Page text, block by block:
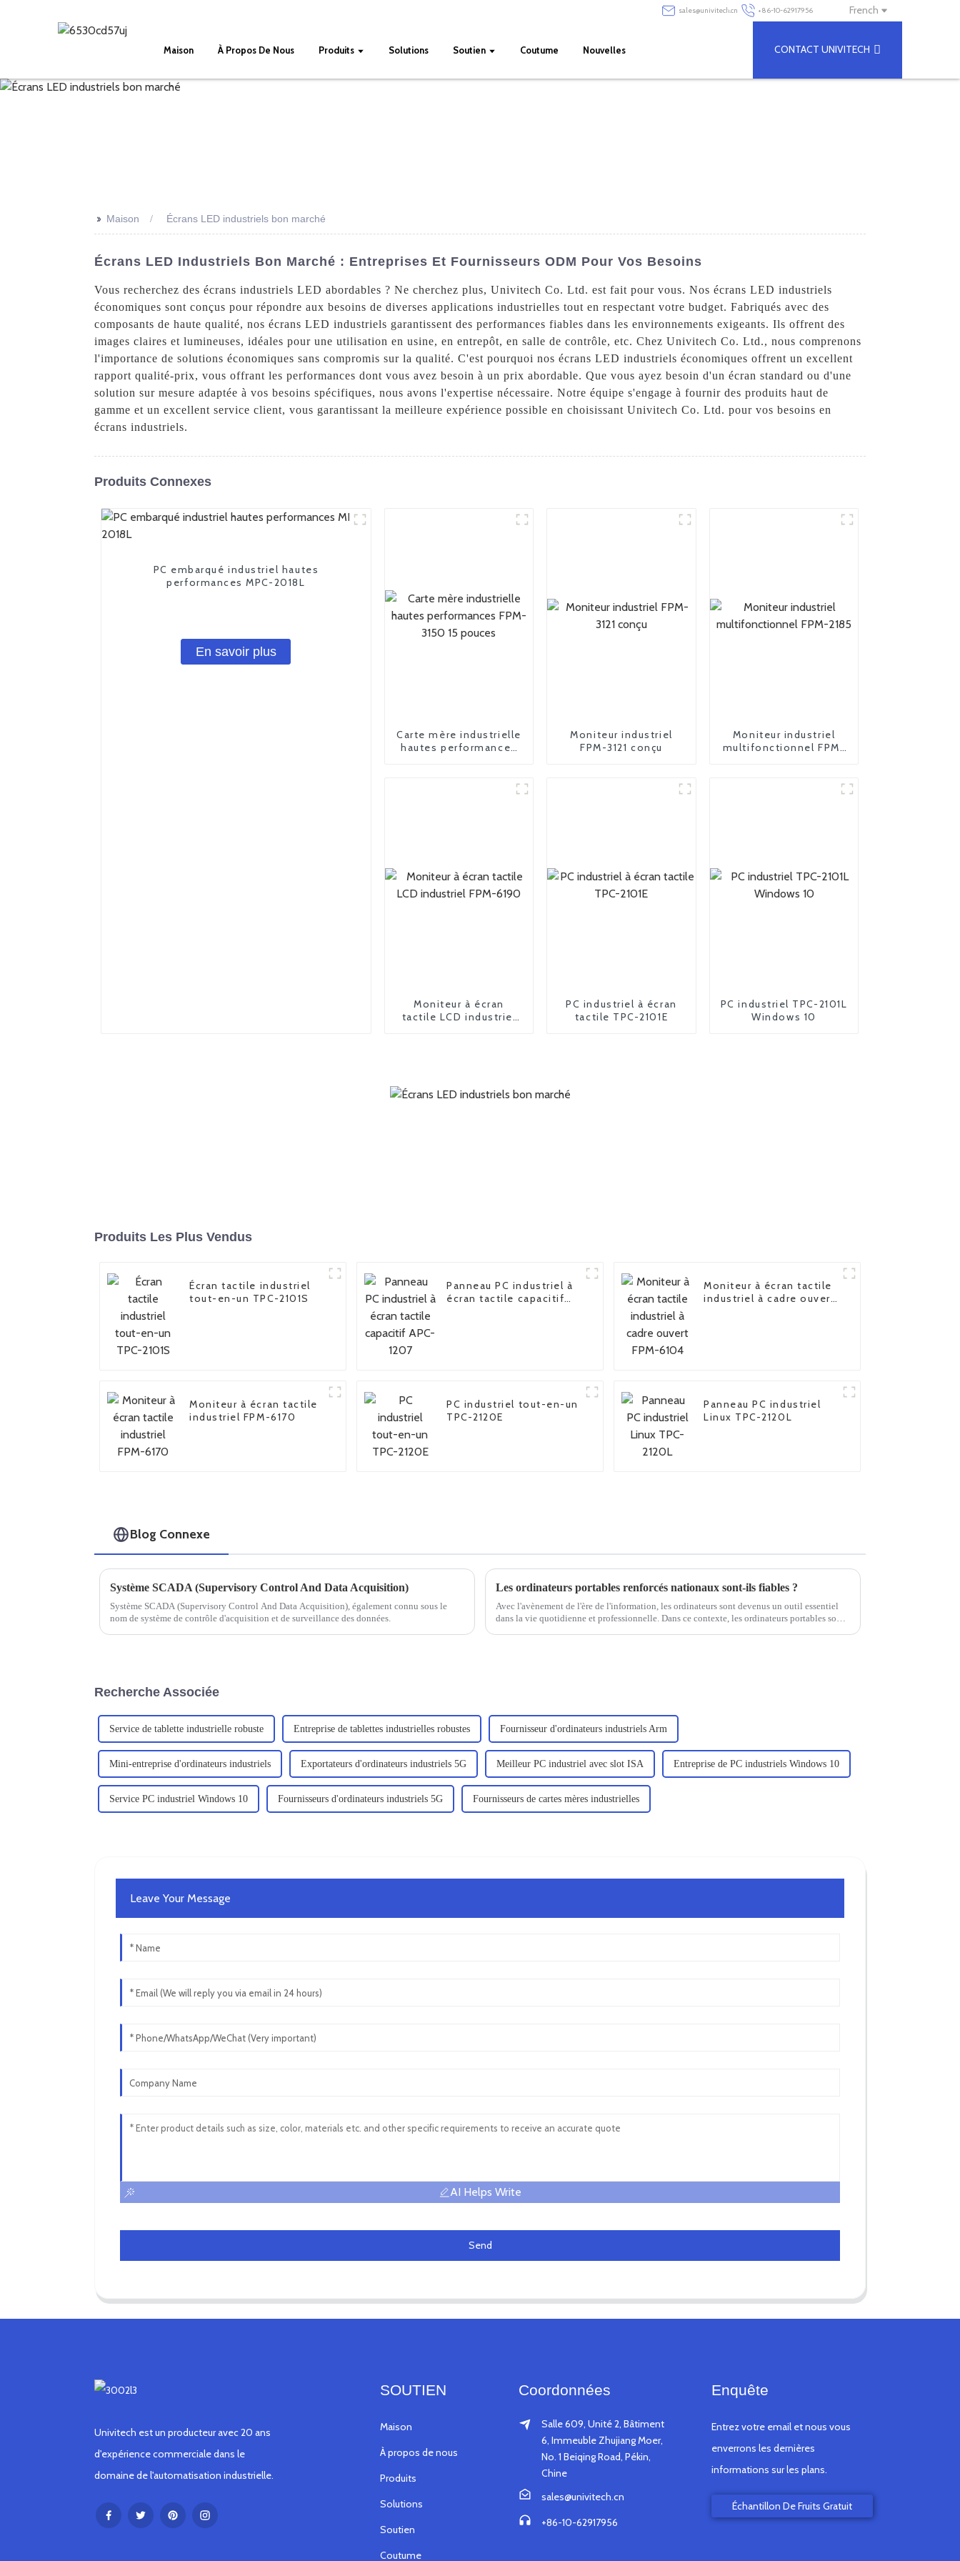
sales@univitech.cn +86-10-62917956 French
Maison À Propos De Nous Produits Solutions Soutien Coutume Nouvelles CONTACT UNIVITECH
>> Maison Écrans LED industriels bon marché
Écrans LED Industriels Bon Marché : Entreprises Et Fournisseurs ODM Pour Vos Besoins
Vous recherchez des écrans industriels LED abordables ? Ne cherchez plus, Univitech Co. Ltd. est fait pour vous. Nos écrans LED industriels
économiques sont conçus pour répondre aux besoins de diverses applications industrielles tout en respectant votre budget. Fabriqués avec des
composants de haute qualité, nos écrans LED industriels garantissent des performances fiables dans les environnements exigeants. Ils offrent des
images claires et lumineuses, idéales pour une utilisation en usine, en entrepôt, en salle de contrôle, etc. Chez Univitech Co. Ltd., nous comprenons
l'importance de solutions économiques sans compromis sur la qualité. C'est pourquoi nos écrans LED industriels économiques offrent un excellent
rapport qualité-prix, vous offrant les performances dont vous avez besoin à un prix abordable. Que vous ayez besoin d'un écran standard ou d'une
solution sur mesure adaptée à vos besoins spécifiques, nous avons l'expertise nécessaire. Notre équipe s'engage à fournir des produits haut de
gamme et un excellent service client, vous garantissant la meilleure expérience possible en choisissant Univitech Co. Ltd. pour vos besoins en
écrans industriels.
Produits Connexes
PC embarqué industriel hautes
performances MPC-2018L
En savoir plus
Carte mère industrielle
hautes performances
Moniteur industriel
FPM-3121 conçu
Moniteur industriel
multifonctionnel FPM-
Moniteur à écran
tactile LCD industriel
PC industriel à écran
tactile TPC-2101E
PC industriel TPC-2101L
Windows 10
Produits Les Plus Vendus
Écran tactile industriel
tout-en-un TPC-2101S
Panneau PC industriel à
écran tactile capacitif
Moniteur à écran tactile
industriel à cadre ouvert
Moniteur à écran tactile
industriel FPM-6170
PC industriel tout-en-un
TPC-2120E
Panneau PC industriel
Linux TPC-2120L
Blog Connexe
Système SCADA (Supervisory Control And Data Acquisition)
Système SCADA (Supervisory Control And Data Acquisition), également connu sous le
nom de système de contrôle d'acquisition et de surveillance des données.
Les ordinateurs portables renforcés nationaux sont-ils fiables ?
Avec l'avènement de l'ère de l'information, les ordinateurs sont devenus un outil essentiel
dans la vie quotidienne et professionnelle. Dans ce contexte, les ordinateurs portables sont
Recherche Associée
Service de tablette industrielle robuste Entreprise de tablettes industrielles robustes Fournisseur d'ordinateurs industriels Arm
Mini-entreprise d'ordinateurs industriels Exportateurs d'ordinateurs industriels 5G Meilleur PC industriel avec slot ISA Entreprise de PC industriels Windows 10
Service PC industriel Windows 10 Fournisseurs d'ordinateurs industriels 5G Fournisseurs de cartes mères industrielles
Leave Your Message
AI Helps Write
Send
Univitech est un producteur avec 20 ans
d'expérience commerciale dans le
domaine de l'automatisation industrielle.
SOUTIEN
Maison
À propos de nous
Produits
Solutions
Soutien
Coutume
Coordonnées
Salle 609, Unité 2, Bâtiment
6, Immeuble Zhujiang Moer,
No. 1 Beiqing Road, Pékin,
Chine
sales@univitech.cn
+86-10-62917956
Enquête
Entrez votre email et nous vous
enverrons les dernières
informations sur les plans.
Échantillon De Fruits Gratuit